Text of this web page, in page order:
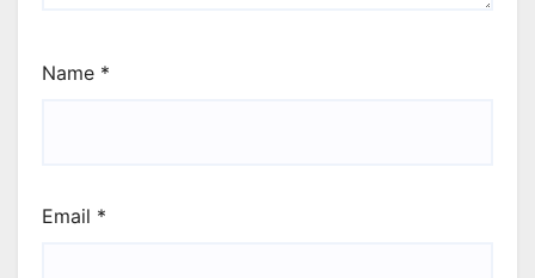
Name *
Email *